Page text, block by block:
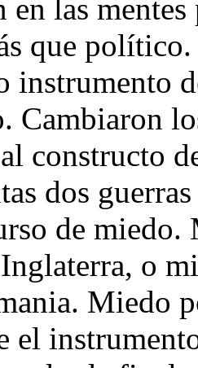
en las
que
instrumento
Cambiaron
constructo
dos
de miedo.
o
Miedo
el